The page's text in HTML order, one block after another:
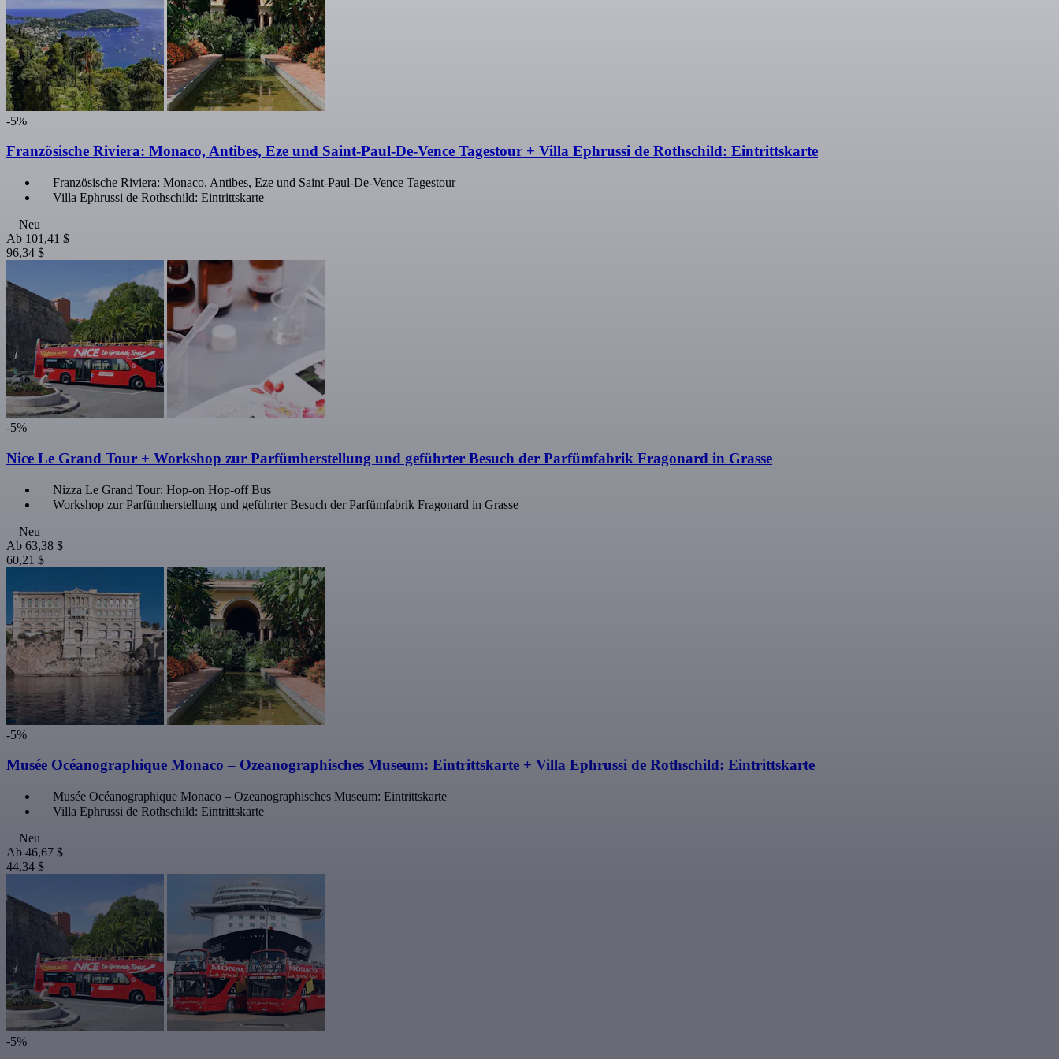
-5%
Französische Riviera: Monaco, Antibes, Eze und Saint-Paul-De-Vence Tagestour + Villa Ephrussi de Rothschild: Eintrittskarte
Französische Riviera: Monaco, Antibes, Eze und Saint-Paul-De-Vence Tagestour
Villa Ephrussi de Rothschild: Eintrittskarte
Neu
Ab 101,41 $
96,34 $
-5%
Nice Le Grand Tour + Workshop zur Parfümherstellung und geführter Besuch der Parfümfabrik Fragonard in Grasse
Nizza Le Grand Tour: Hop-on Hop-off Bus
Workshop zur Parfümherstellung und geführter Besuch der Parfümfabrik Fragonard in Grasse
Neu
Ab 63,38 $
60,21 $
-5%
Musée Océanographique Monaco – Ozeanographisches Museum: Eintrittskarte + Villa Ephrussi de Rothschild: Eintrittskarte
Musée Océanographique Monaco – Ozeanographisches Museum: Eintrittskarte
Villa Ephrussi de Rothschild: Eintrittskarte
Neu
Ab 46,67 $
44,34 $
-5%